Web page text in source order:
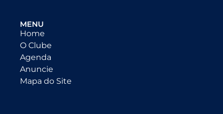
MENU
Home
O Clube
Agenda
Anuncie
Mapa do Site